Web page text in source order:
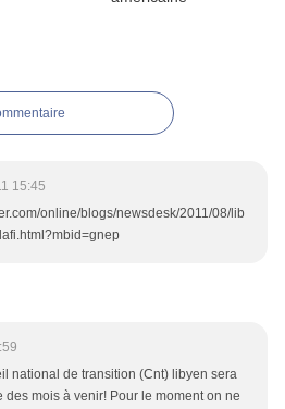
15:45
online/blogs/newsdesk/2011/08/lib
national de transition (Cnt) libyen sera
des mois à venir! Pour le moment on ne